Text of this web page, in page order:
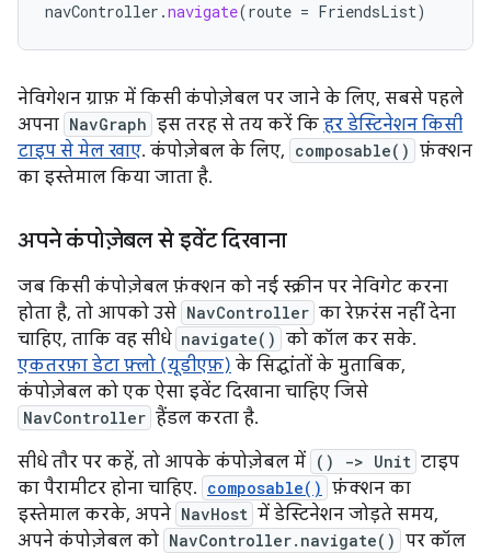
navController .navigate(route = FriendsList)
नेविगेशन ग्राफ़ में किसी कंपोज़ेबल पर जाने के लिए, सबसे पहले
अपना NavGraph इस तरह से तय करें कि हर डेस्टिनेशन किसी
टाइप से मेल खाए. कंपोज़ेबल के लिए, composable() फ़ंक्शन
का इस्तेमाल किया जाता है.
अपने कंपोज़ेबल से इवेंट दिखाना
जब किसी कंपोज़ेबल फ़ंक्शन को नई स्क्रीन पर नेविगेट करना
होता है, तो आपको उसे NavController का रेफ़रंस नहीं देना
चाहिए, ताकि वह सीधे navigate() को कॉल कर सके.
एकतरफ़ा डेटा फ़्लो (यूडीएफ़) के सिद्धांतों के मुताबिक,
कंपोज़ेबल को एक ऐसा इवेंट दिखाना चाहिए जिसे
NavController हैंडल करता है.
सीधे तौर पर कहें, तो आपके कंपोज़ेबल में () -> Unit टाइप
का पैरामीटर होना चाहिए. composable() फ़ंक्शन का
इस्तेमाल करके, अपने NavHost में डेस्टिनेशन जोड़ते समय,
अपने कंपोज़ेबल को NavController.navigate() पर कॉल